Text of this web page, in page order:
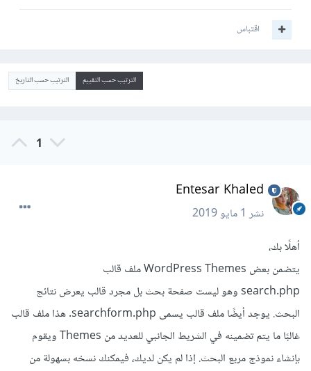
اقتباس
الترتيب حسب التقييم الترتيب حسب التاريخ
1
Entesar Khaled
نشر1 مايو 2019
أهلًا بك،
يتضمن بعض WordPress Themes ملف قالب
search.php وهو ليست صفحة بحث بل مجرد قالب يعرض نتائج
البحث. يوجد أيضًا ملف قالب يسمى searchform.php. هذا ملف قالب
غالبًا ما يتم تضمينه في الشريط الجانبي للعديد من Themes ويقوم
بإنشاء نموذج مربع البحث. إذا لم يكن لديك، فيمكنك نسخه بسهولة من